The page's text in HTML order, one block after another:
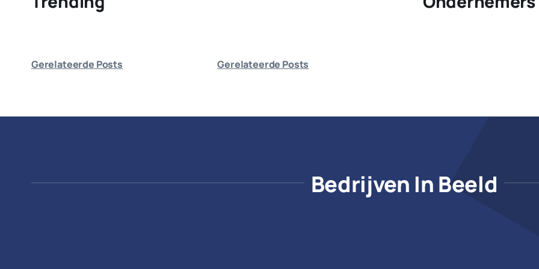
Gerelateerde Posts Gerelateerde Posts
Bedrijven In Beeld